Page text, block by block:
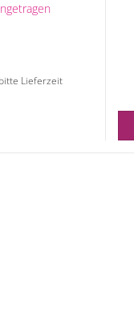
Lieferzeit